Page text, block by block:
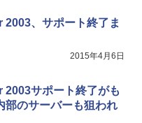
、サポート終了ま
2015年4月6日
サポート終了がも
部のサーバーも狙われ